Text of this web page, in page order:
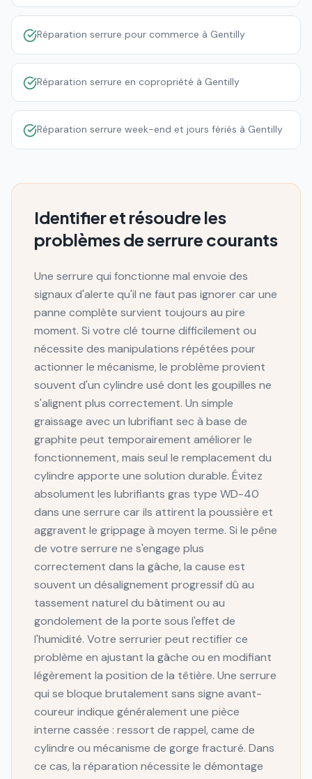
Réparation serrure pour commerce à Gentilly
Réparation serrure en copropriété à Gentilly
Réparation serrure week-end et jours fériés à Gentilly
Identifier et résoudre les
problèmes de serrure courants
Une serrure qui fonctionne mal envoie des
signaux d'alerte qu'il ne faut pas ignorer car une
panne complète survient toujours au pire
moment. Si votre clé tourne difficilement ou
nécessite des manipulations répétées pour
actionner le mécanisme, le problème provient
souvent d'un cylindre usé dont les goupilles ne
s'alignent plus correctement. Un simple
graissage avec un lubrifiant sec à base de
graphite peut temporairement améliorer le
fonctionnement, mais seul le remplacement du
cylindre apporte une solution durable. Évitez
absolument les lubrifiants gras type WD-40
dans une serrure car ils attirent la poussière et
aggravent le grippage à moyen terme. Si le pêne
de votre serrure ne s'engage plus
correctement dans la gâche, la cause est
souvent un désalignement progressif dû au
tassement naturel du bâtiment ou au
gondolement de la porte sous l'effet de
l'humidité. Votre serrurier peut rectifier ce
problème en ajustant la gâche ou en modifiant
légèrement la position de la têtière. Une serrure
qui se bloque brutalement sans signe avant-
coureur indique généralement une pièce
interne cassée : ressort de rappel, came de
cylindre ou mécanisme de gorge fracturé. Dans
ce cas, la réparation nécessite le démontage